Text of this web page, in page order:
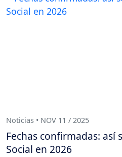
Noticias • NOV 11 / 2025
Fechas confirmadas: así
Social en 2026